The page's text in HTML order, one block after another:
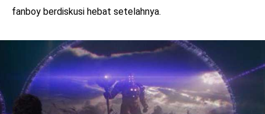
fanboy berdiskusi hebat setelahnya.